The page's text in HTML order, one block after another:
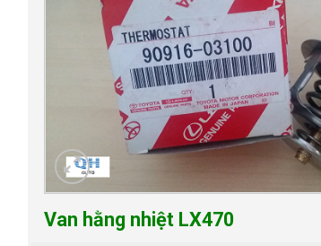
Van hằng nhiệt LX470